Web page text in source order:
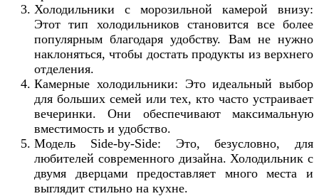
Холодильники с морозильной камерой внизу:
Этот тип холодильников становится все более
популярным благодаря удобству. Вам не нужно
наклоняться, чтобы достать продукты из верхнего
отделения.
Камерные холодильники: Это идеальный выбор
для больших семей или тех, кто часто устраивает
вечеринки. Они обеспечивают максимальную
вместимость и удобство.
Модель Side-by-Side: Это, безусловно, для
любителей современного дизайна. Холодильник с
двумя дверцами предоставляет много места и
выглядит стильно на кухне.